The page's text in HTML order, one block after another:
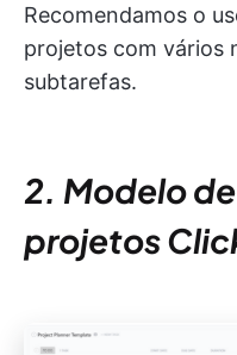
Recomendamos o
projetos com vários
subtarefas.
2. Modelo
projetos